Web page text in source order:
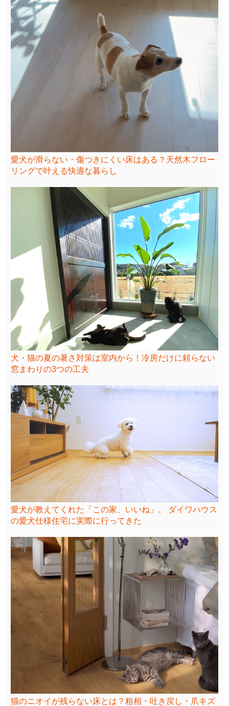
愛犬が滑らない・傷つきにくい床はある？天然木フロー
リングで叶える快適な暮らし
犬・猫の夏の暑さ対策は室内から！冷房だけに頼らない
窓まわりの3つの工夫
愛犬が教えてくれた「この家、いいね」。 ダイワハウス
の愛犬仕様住宅に実際に行ってきた
猫のニオイが残らない床とは？粗相・吐き戻し・爪キズ